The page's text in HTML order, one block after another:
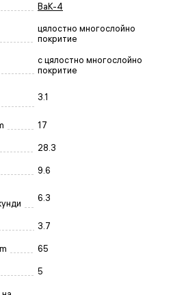
BaK-4
цялостно многослойно
покритие
с цялостно многослойно
покритие
3.1
17
28.3
9.6
6.3
3.7
65
5